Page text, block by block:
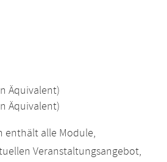
Äquivalent)
Äquivalent)
enthält alle Module,
Veranstaltungsangebot,